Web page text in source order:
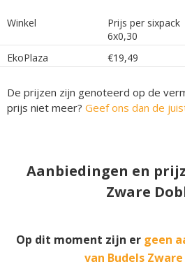
Winkel
Prijs per sixpack
6x0,30
EkoPlaza €19,49
De prijzen zijn genoteerd op de
prijs niet meer? Geef ons dan de
Aanbiedingen en
Zware
Op dit moment zijn er geen
van Budels